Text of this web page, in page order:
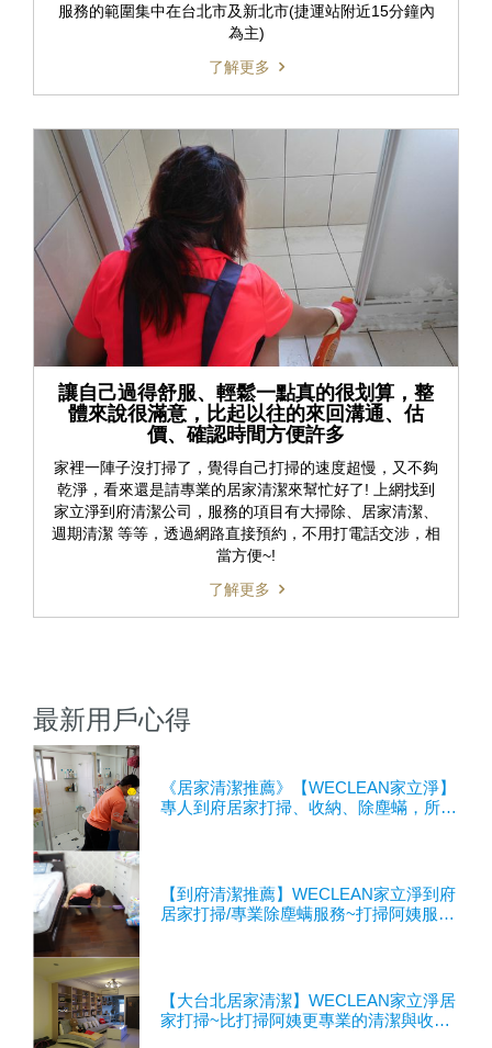
服務的範圍集中在台北市及新北市(捷運站附近15分鐘內
為主)
了解更多
讓自己過得舒服、輕鬆一點真的很划算，整
體來說很滿意，比起以往的來回溝通、估
價、確認時間方便許多
家裡一陣子沒打掃了，覺得自己打掃的速度超慢，又不夠
乾淨，看來還是請專業的居家清潔來幫忙好了! 上網找到
家立淨到府清潔公司，服務的項目有大掃除、居家清潔、
週期清潔 等等，透過網路直接預約，不用打電話交涉，相
當方便~!
了解更多
最新用戶心得
《居家清潔推薦》【WECLEAN家立淨】
專人到府居家打掃、收納、除塵蟎，所有
【到府清潔推薦】WECLEAN家立淨到府
居家打掃/專業除塵螨服務~打掃阿姨服務
【大台北居家清潔】WECLEAN家立淨居
家打掃~比打掃阿姨更專業的清潔與收納